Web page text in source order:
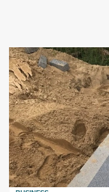
Vil du læse
Kære læser,
Landbrug er
ekspertise og
Men vi vil
digitalt
30 kroner.